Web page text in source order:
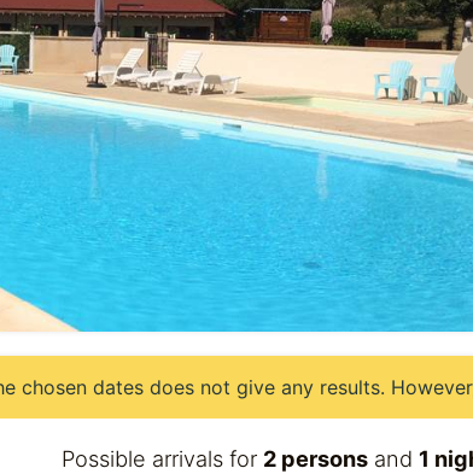
chosen dates does not give any results.
Possible arrivals for 2 persons and 1